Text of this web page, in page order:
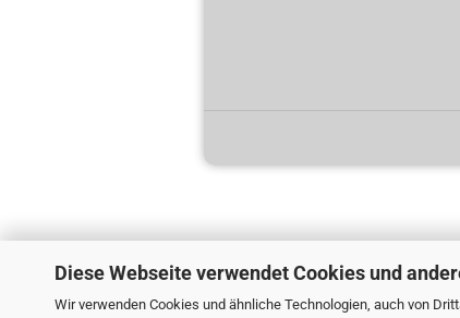
Diese Webseite verwendet Cookies und
Wir verwenden Cookies und ähnliche Technologien, auch von